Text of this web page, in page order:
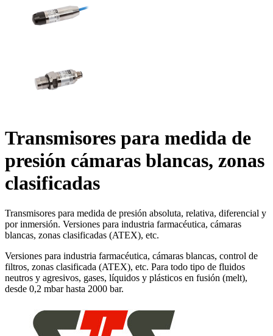
Transmisores para medida de
presión cámaras blancas, zonas
clasificadas
Transmisores para medida de presión absoluta, relativa, diferencial y
por inmersión. Versiones para industria farmacéutica, cámaras
blancas, zonas clasificadas (ATEX), etc.
Versiones para industria farmacéutica, cámaras blancas, control de
filtros, zonas clasificada (ATEX), etc. Para todo tipo de fluidos
neutros y agresivos, gases, líquidos y plásticos en fusión (melt),
desde 0,2 mbar hasta 2000 bar.